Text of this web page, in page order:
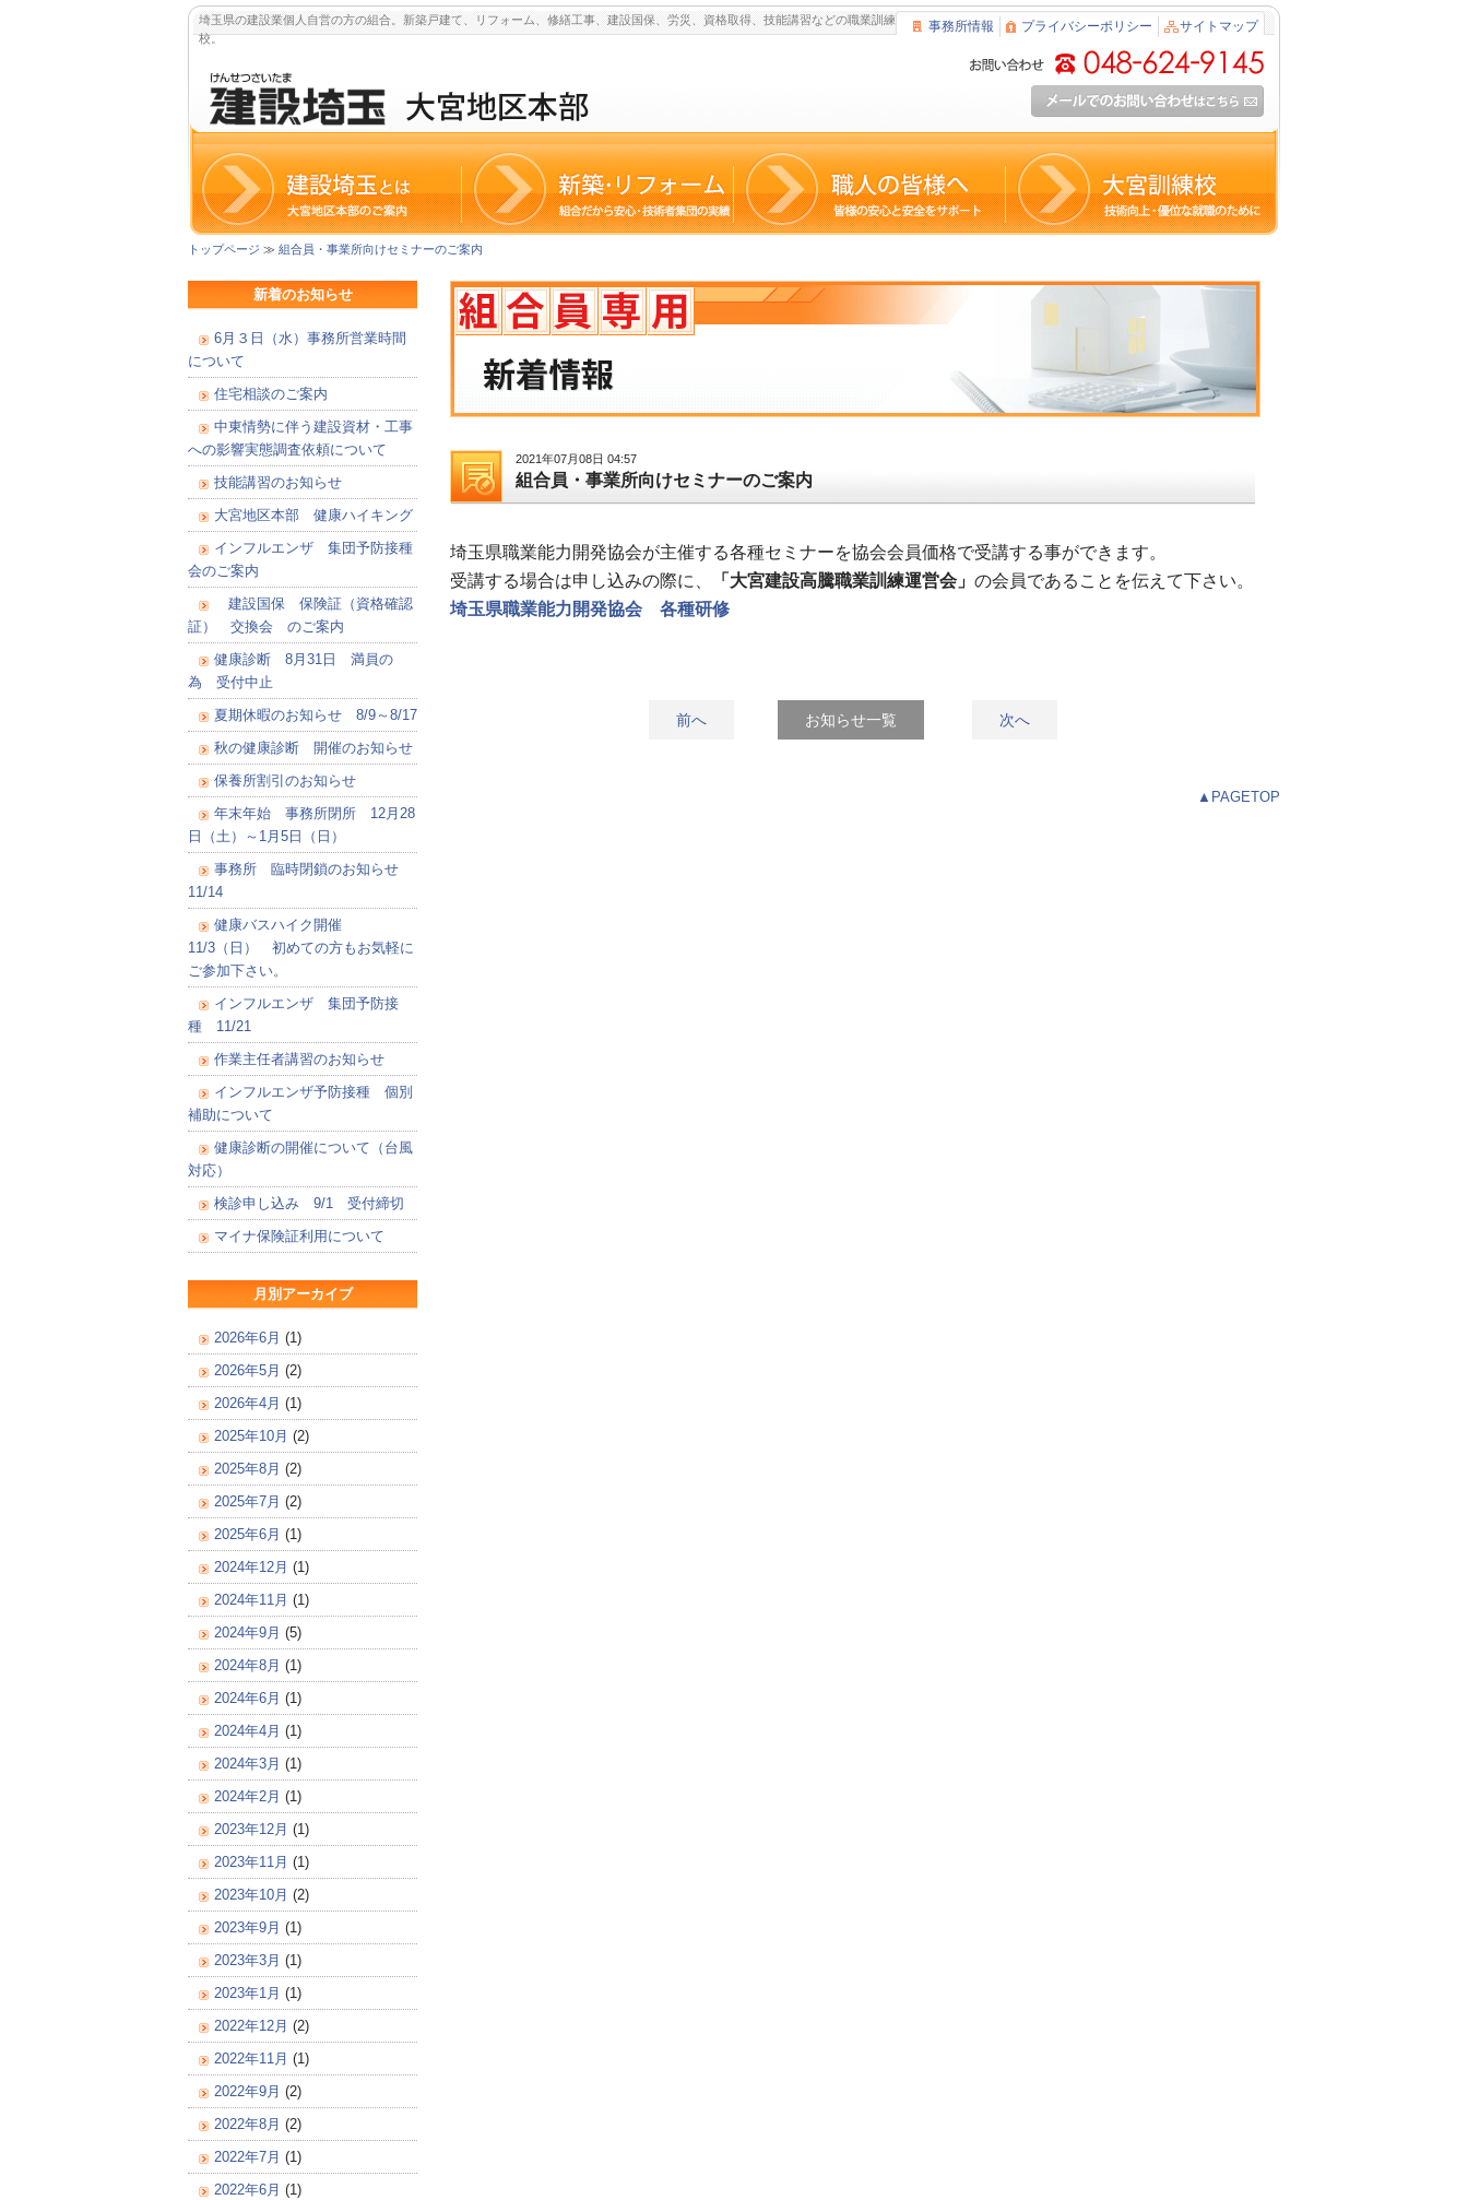
埼玉県の建設業個人自営の方の組合。新築戸建て、リフォーム、修繕工事、建設国保、労災、資格取得、技能講習などの職業訓練
校。
事務所情報 プライバシーポリシー サイトマップ
トップページ ≫ 組合員・事業所向けセミナーのご案内
新着のお知らせ
6月３日（水）事務所営業時間
について
住宅相談のご案内
中東情勢に伴う建設資材・工事
への影響実態調査依頼について
技能講習のお知らせ
大宮地区本部 健康ハイキング
インフルエンザ 集団予防接種
会のご案内
建設国保 保険証（資格確認
証） 交換会 のご案内
健康診断 8月31日 満員の
為 受付中止
夏期休暇のお知らせ 8/9～8/17
秋の健康診断 開催のお知らせ
保養所割引のお知らせ
年末年始 事務所閉所 12月28
日（土）～1月5日（日）
事務所 臨時閉鎖のお知らせ
11/14
健康バスハイク開催
11/3（日） 初めての方もお気軽に
ご参加下さい。
インフルエンザ 集団予防接
種 11/21
作業主任者講習のお知らせ
インフルエンザ予防接種 個別
補助について
健康診断の開催について（台風
対応）
検診申し込み 9/1 受付締切
マイナ保険証利用について
月別アーカイブ
2026年6月 (1)
2026年5月 (2)
2026年4月 (1)
2025年10月 (2)
2025年8月 (2)
2025年7月 (2)
2025年6月 (1)
2024年12月 (1)
2024年11月 (1)
2024年9月 (5)
2024年8月 (1)
2024年6月 (1)
2024年4月 (1)
2024年3月 (1)
2024年2月 (1)
2023年12月 (1)
2023年11月 (1)
2023年10月 (2)
2023年9月 (1)
2023年3月 (1)
2023年1月 (1)
2022年12月 (2)
2022年11月 (1)
2022年9月 (2)
2022年8月 (2)
2022年7月 (1)
2022年6月 (1)
2021年07月08日 04:57
組合員・事業所向けセミナーのご案内
埼玉県職業能力開発協会が主催する各種セミナーを協会会員価格で受講する事ができます。
受講する場合は申し込みの際に、
「大宮建設高騰職業訓練運営会」 の会員であることを伝えて下さい。
埼玉県職業能力開発協会 各種研修
前へ お知らせ一覧 次へ
▲PAGETOP